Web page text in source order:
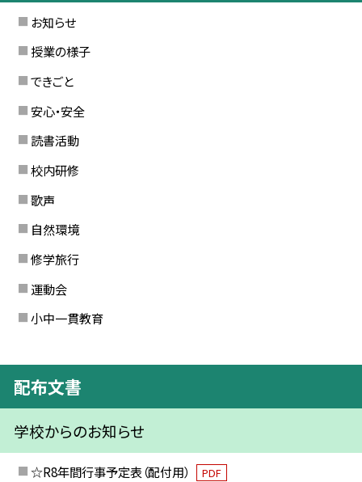
お知らせ
授業の様子
できごと
安心・安全
読書活動
校内研修
歌声
自然環境
修学旅行
運動会
小中一貫教育
配布文書
学校からのお知らせ
☆R8年間行事予定表（配付用） PDF